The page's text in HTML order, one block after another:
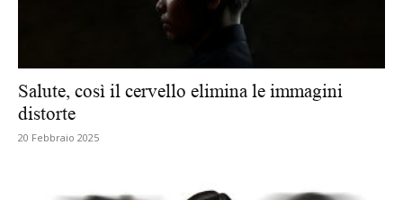
Salute, così il cervello elimina le immagini
distorte
20 Febbraio 2025